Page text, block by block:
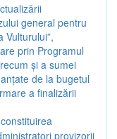
general pentru
Vulturului”,
prin Programul
și a sumei
de la bugetul
a finalizării
provizorii